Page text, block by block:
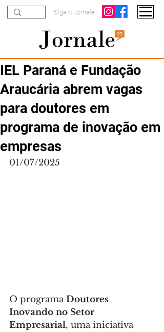
Siga o Jornale
IEL Paraná e Fundação
Araucária abrem vagas
para doutores em
programa de inovação em
empresas
01/07/2025
O programa Doutores
Inovando no Setor
Empresarial, uma iniciativa